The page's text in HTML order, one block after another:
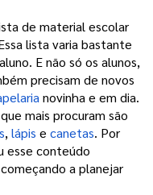
de material escolar
lista varia bastante
E não só os alunos,
precisam de novos
novinha e em dia.
mais procuram são
, lápis e canetas. Por
esse conteúdo
a planejar